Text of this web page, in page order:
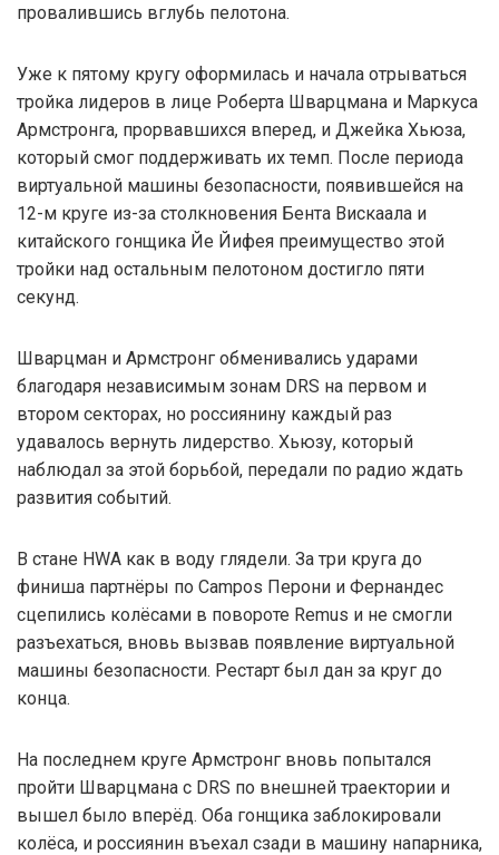
провалившись вглубь пелотона.
Уже к пятому кругу оформилась и начала отрываться
тройка лидеров в лице Роберта Шварцмана и Маркуса
Армстронга, прорвавшихся вперед, и Джейка Хьюза,
который смог поддерживать их темп. После периода
виртуальной машины безопасности, появившейся на
12-м круге из-за столкновения Бента Вискаала и
китайского гонщика Йе Йифея преимущество этой
тройки над остальным пелотоном достигло пяти
секунд.
Шварцман и Армстронг обменивались ударами
благодаря независимым зонам DRS на первом и
втором секторах, но россиянину каждый раз
удавалось вернуть лидерство. Хьюзу, который
наблюдал за этой борьбой, передали по радио ждать
развития событий.
В стане HWA как в воду глядели. За три круга до
финиша партнёры по Campos Перони и Фернандес
сцепились колёсами в повороте Remus и не смогли
разъехаться, вновь вызвав появление виртуальной
машины безопасности. Рестарт был дан за круг до
конца.
На последнем круге Армстронг вновь попытался
пройти Шварцмана с DRS по внешней траектории и
вышел было вперёд. Оба гонщика заблокировали
колёса, и россиянин въехал сзади в машину напарника,